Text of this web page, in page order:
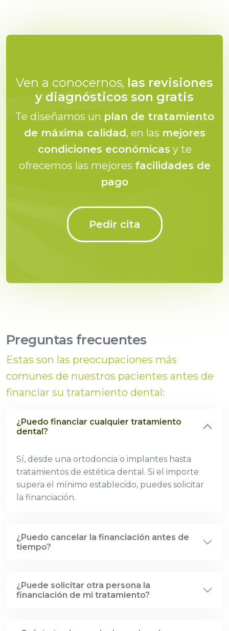
Ven a conocernos, las revisiones
y diagnósticos son gratis
Te diseñamos un plan de tratamiento
de máxima calidad, en las mejores
condiciones económicas y te
ofrecemos las mejores facilidades de
pago
Pedir cita
Preguntas frecuentes
Estas son las preocupaciones más
comunes de nuestros pacientes antes de
financiar su tratamiento dental:
¿Puedo financiar cualquier tratamiento
dental?
Sí, desde una ortodoncia o implantes hasta
tratamientos de estética dental. Si el importe
supera el mínimo establecido, puedes solicitar
la financiación.
¿Puedo cancelar la financiación antes de
tiempo?
¿Puede solicitar otra persona la
financiación de mi tratamiento?